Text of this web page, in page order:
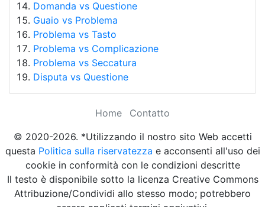
Domanda vs Questione
Guaio vs Problema
Problema vs Tasto
Problema vs Complicazione
Problema vs Seccatura
Disputa vs Questione
Home
Contatto
© 2020-2026. *Utilizzando il nostro sito Web accetti
questa Politica sulla riservatezza e acconsenti all'uso dei
cookie in conformità con le condizioni descritte
Il testo è disponibile sotto la licenza Creative Commons
Attribuzione/Condividi allo stesso modo; potrebbero